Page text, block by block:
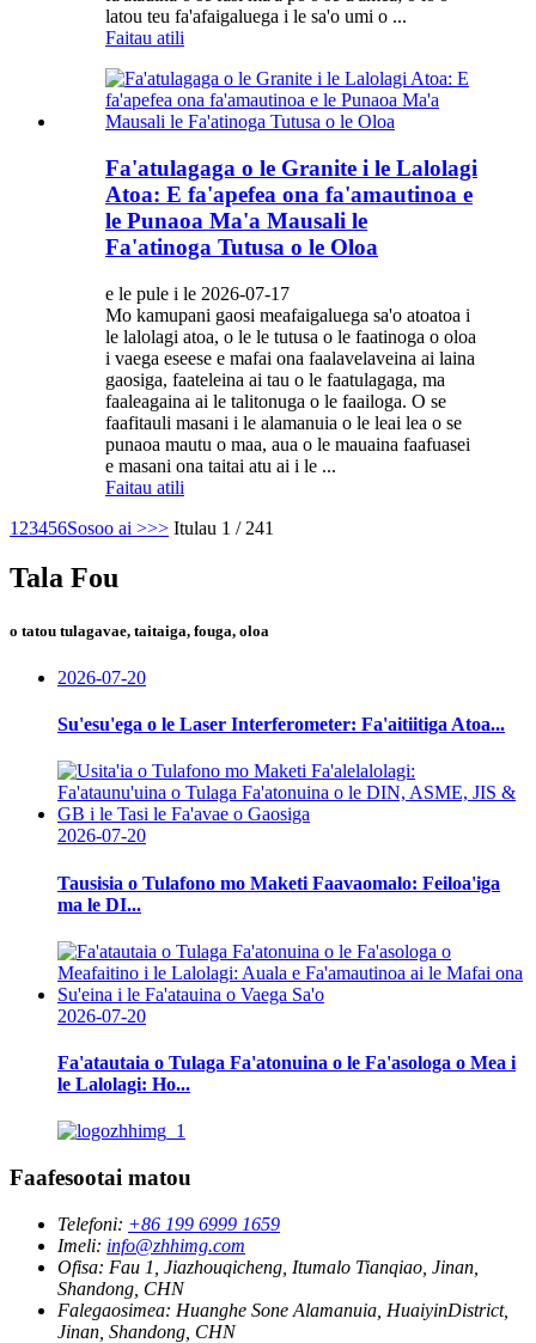
latou teu fa'afaigaluega i le sa'o umi o ...
Faitau atili
Fa'atulagaga o le Granite i le Lalolagi
Atoa: E fa'apefea ona fa'amautinoa e
le Punaoa Ma'a Mausali le
Fa'atinoga Tutusa o le Oloa
e le pule i le 2026-07-17
Mo kamupani gaosi meafaigaluega sa'o atoatoa i
le lalolagi atoa, o le le tutusa o le faatinoga o oloa
i vaega eseese e mafai ona faalavelaveina ai laina
gaosiga, faateleina ai tau o le faatulagaga, ma
faaleagaina ai le talitonuga o le faailoga. O se
faafitauli masani i le alamanuia o le leai lea o se
punaoa mautu o maa, aua o le mauaina faafuasei
e masani ona taitai atu ai i le ...
Faitau atili
1 23456Sosoo ai >>> Itulau 1 / 241
Tala Fou
o tatou tulagavae, taitaiga, fouga, oloa
2026-07-20
Su'esu'ega o le Laser Interferometer: Fa'aitiitiga Atoa...
2026-07-20
Tausisia o Tulafono mo Maketi Faavaomalo: Feiloa'iga
ma le DI...
2026-07-20
Fa'atautaia o Tulaga Fa'atonuina o le Fa'asologa o Mea i
le Lalolagi: Ho...
Faafesootai matou
Telefoni: +86 199 6999 1659
Imeli: info@zhhimg.com
Ofisa: Fau 1, Jiazhouqicheng, Itumalo Tianqiao, Jinan,
Shandong, CHN
Falegaosimea: Huanghe Sone Alamanuia, HuaiyinDistrict,
Jinan, Shandong, CHN